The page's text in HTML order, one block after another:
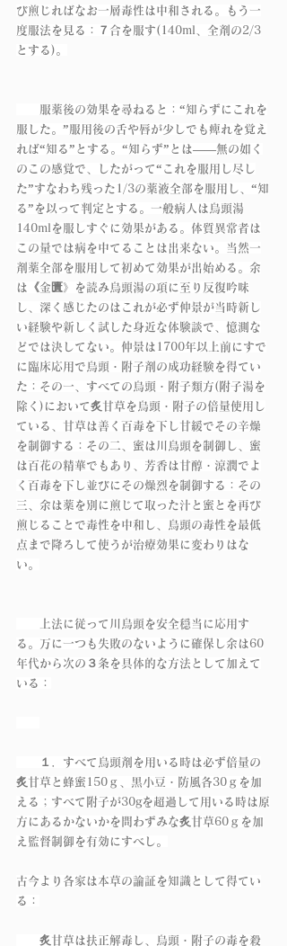
び煎じればなお一層毒性は中和される。もう一
度服法を見る：７合を服す(140ml、全剤の2/3
とする)。
服薬後の効果を尋ねると：“知らずにこれを
服した。”服用後の舌や唇が少しでも痺れを覚え
れば“知る”とする。“知らず”とは――無の如く
のこの感覚で、したがって“これを服用し尽し
た”すなわち残った1/3の薬液全部を服用し、“知
る”を以って判定とする。一般病人は烏頭湯
140mlを服しすぐに効果がある。体質異常者は
この量では病を中てることは出来ない。当然一
剤薬全部を服用して初めて効果が出始める。余
は《金匱》を読み烏頭湯の項に至り反復吟味
し、深く感じたのはこれが必ず仲景が当時新し
い経験や新しく試した身近な体験談で、憶測な
どでは決してない。仲景は1700年以上前にすで
に臨床応用で烏頭・附子剤の成功経験を得てい
た：その一、すべての烏頭・附子類方(附子湯を
除く)において炙甘草を烏頭・附子の倍量使用し
ている、甘草は善く百毒を下し甘緩でその辛燥
を制御する：その二、蜜は川烏頭を制御し、蜜
は百花の精華でもあり、芳香は甘醇・涼潤でよ
く百毒を下し並びにその燥烈を制御する：その
三、余は薬を別に煎じて取った汁と蜜とを再び
煎じることで毒性を中和し、烏頭の毒性を最低
点まで降ろして使うが治療効果に変わりはな
い。
上法に従って川烏頭を安全穏当に応用す
る。万に一つも失敗のないように確保し余は60
年代から次の３条を具体的な方法として加えて
いる：
１．すべて烏頭剤を用いる時は必ず倍量の
炙甘草と蜂蜜150ｇ、黒小豆・防風各30ｇを加
える；すべて附子が30gを超過して用いる時は原
方にあるかないかを問わずみな炙甘草60ｇを加
え監督制御を有効にすべし。
古今より各家は本草の論証を知識として得てい
る：
炙甘草は扶正解毒し、烏頭・附子の毒を殺